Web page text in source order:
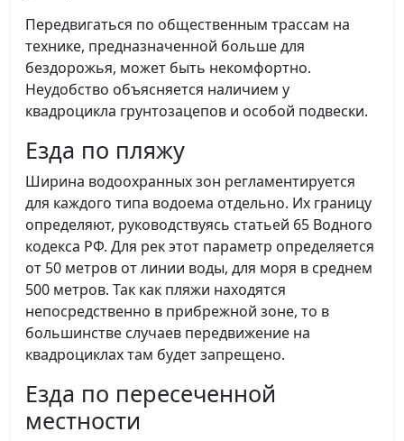
Передвигаться по общественным трассам на
технике, предназначенной больше для
бездорожья, может быть некомфортно.
Неудобство объясняется наличием у
квадроцикла грунтозацепов и особой подвески.
Езда по пляжу
Ширина водоохранных зон регламентируется
для каждого типа водоема отдельно. Их границу
определяют, руководствуясь статьей 65 Водного
кодекса РФ. Для рек этот параметр определяется
от 50 метров от линии воды, для моря в среднем
500 метров. Так как пляжи находятся
непосредственно в прибрежной зоне, то в
большинстве случаев передвижение на
квадроциклах там будет запрещено.
Езда по пересеченной
местности